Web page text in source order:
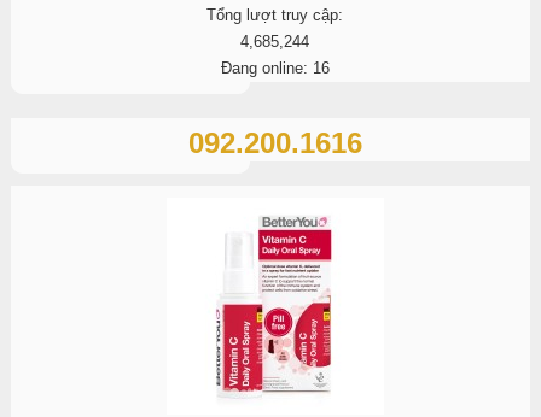
Tổng lượt truy cập:
4,685,244
Đang online: 16
092.200.1616